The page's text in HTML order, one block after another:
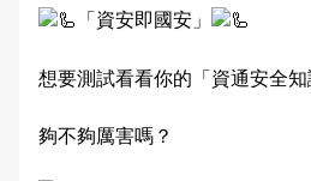
「資安即國安」
想要測試看看你的「資通安全知
夠不夠厲害嗎？